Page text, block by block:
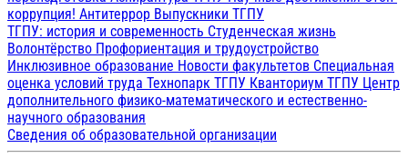
коррупция! Антитеррор Выпускники ТГПУ
ТГПУ: история и современность Студенческая жизнь
Волонтёрство Профориентация и трудоустройство
Инклюзивное образование Новости факультетов Специальная
оценка условий труда Технопарк ТГПУ Кванториум ТГПУ Центр
дополнительного физико-математического и естественно-
научного образования
Сведения об образовательной организации